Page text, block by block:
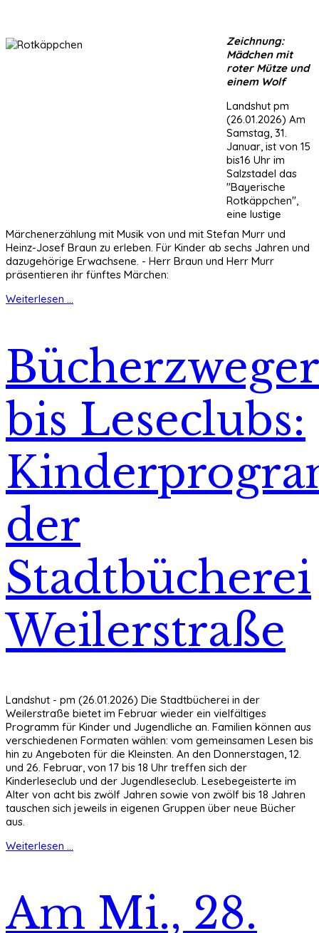
Zeichnung:
Mädchen mit
roter Mütze und
einem Wolf
Landshut pm
(26.01.2026) Am
Samstag, 31.
Januar, ist von 15
bis16 Uhr im
Salzstadel das
"Bayerische
Rotkäppchen",
eine lustige
Märchenerzählung mit Musik von und mit Stefan Murr und
Heinz-Josef Braun zu erleben. Für Kinder ab sechs Jahren und
dazugehörige Erwachsene. - Herr Braun und Herr Murr
präsentieren ihr fünftes Märchen:
Weiterlesen ...
bis Leseclubs:
der
Stadtbücherei
Weilerstraße
Landshut - pm (26.01.2026) Die Stadtbücherei in der
Weilerstraße bietet im Februar wieder ein vielfältiges
Programm für Kinder und Jugendliche an. Familien können aus
verschiedenen Formaten wählen: vom gemeinsamen Lesen bis
hin zu Angeboten für die Kleinsten. An den Donnerstagen, 12.
und 26. Februar, von 17 bis 18 Uhr treffen sich der
Kinderleseclub und der Jugendleseclub. Lesebegeisterte im
Alter von acht bis zwölf Jahren sowie von zwölf bis 18 Jahren
tauschen sich jeweils in eigenen Gruppen über neue Bücher
aus.
Weiterlesen ...
Am Mi., 28.